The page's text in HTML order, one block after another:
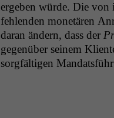
ergeben würde. Die von
fehlen­den mon­etären
daran ändern, dass der
gegenüber seinem
sorgfälti­gen